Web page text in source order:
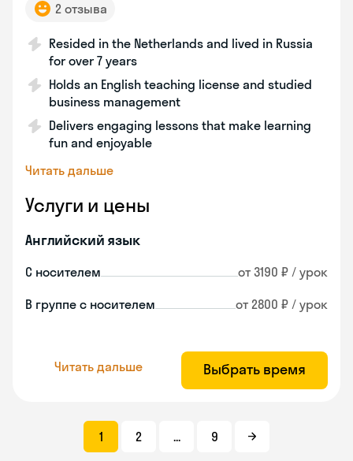
2 отзыва
Resided in the Netherlands and lived in Russia
for over 7 years
Holds an English teaching license and studied
business management
Delivers engaging lessons that make learning
fun and enjoyable
Читать дальше
Услуги и цены
Английский язык
С носителем от 3190 ₽ / урок
В группе с носителем от 2800 ₽ / урок
Читать дальше Выбрать время
1 2 ... 9